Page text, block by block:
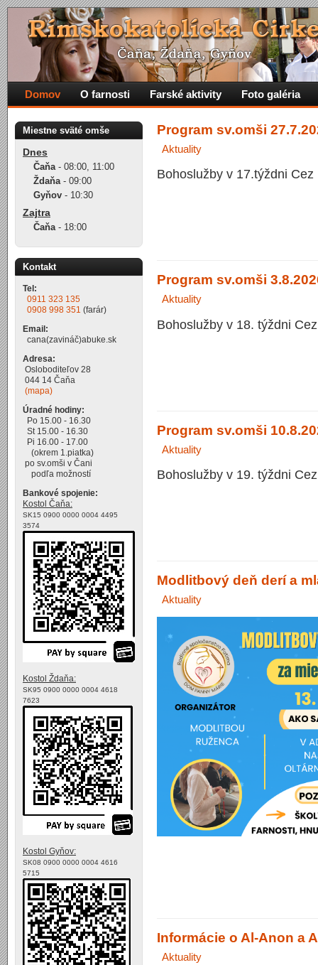
Program sv.omši
Aktuality
Bohoslužby v 17.týždni
Program sv.omši
Aktuality
Bohoslužby v 18. týždni
Program sv.omši
Aktuality
Bohoslužby v 19. týždni
Modlitbový deň derí a
Aktuality
Informácie o Al-Anon a
Aktuality
Domov O farnosti Farské aktivity Foto galéria
Miestne sväté omše
Dnes
Čaňa- 08:00, 11:00
Ždaňa- 09:00
Gyňov - 10:30
Zajtra
Čaňa- 18:00
Kontakt
Tel:
0911 323 135
0908 998 351 (farár)
Email:
cana(zavináč)abuke.sk
Adresa:
Osloboditeľov 28
044 14 Čaňa
(mapa)
Úradné hodiny:
Po 15.00 - 16.30
St 15.00 - 16.30
Pi 16.00 - 17.00
(okrem 1.piatka)
po sv.omši v Čani
podľa možností
Bankové spojenie:
Kostol Čaňa:
SK15 0900 0000 0004 4495
3574
Kostol Ždaňa:
SK95 0900 0000 0004 4618
7623
Kostol Gyňov:
SK08 0900 0000 0004 4616
5715